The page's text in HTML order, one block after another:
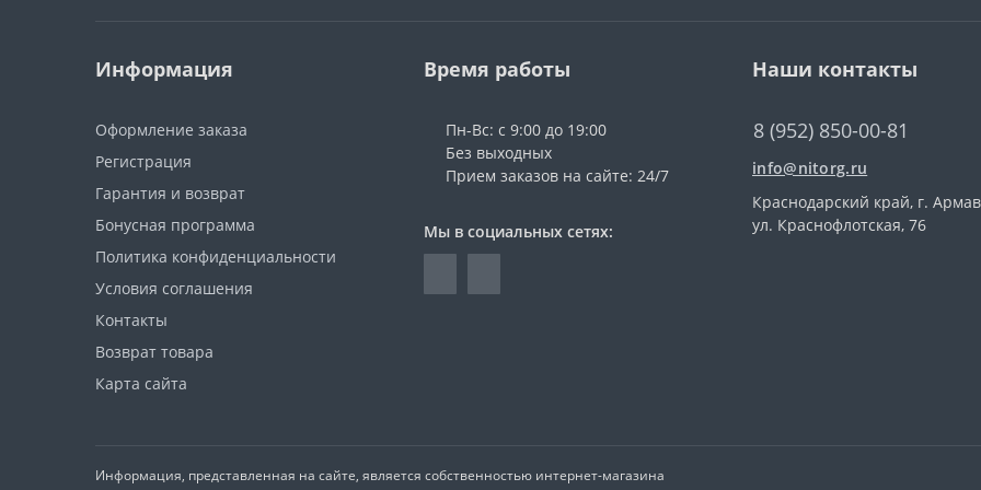
Информация
Оформление заказа
Регистрация
Гарантия и возврат
Бонусная программа
Политика конфиденциальности
Условия соглашения
Контакты
Возврат товара
Карта сайта
Время работы
Пн-Вс: с 9:00 до 19:00
Без выходных
Прием заказов на сайте: 24/7
Мы в социальных сетях:
Наши контакты
8 (952) 850-00-81
info@nitorg.ru
Краснодарский край, г.
ул. Краснофлотская, 76
Информация, представленная на сайте, является собственностью интернет-магазина